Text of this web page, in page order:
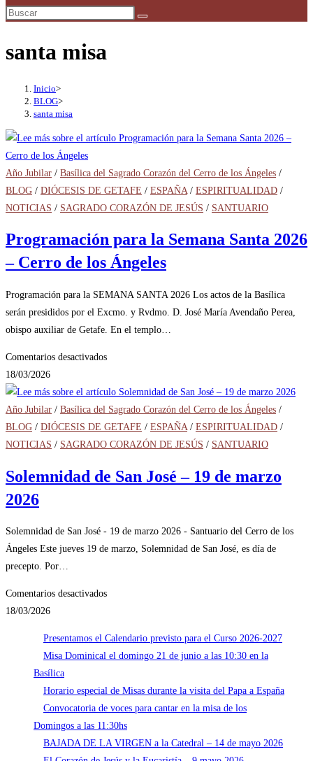
de
web
santa misa
Inicio>
BLOG>
santa misa
Año Jubilar / Basílica del Sagrado Corazón del Cerro de los Ángeles /
BLOG / DIÓCESIS DE GETAFE / ESPAÑA / ESPIRITUALIDAD /
NOTICIAS / SAGRADO CORAZÓN DE JESÚS / SANTUARIO
Programación para la Semana Santa 2026
– Cerro de los Ángeles
Programación para la SEMANA SANTA 2026 Los actos de la Basílica
serán presididos por el Excmo. y Rvdmo. D. José María Avendaño Perea,
obispo auxiliar de Getafe. En el templo…
Comentarios desactivadosen
para
la
Semana
Santa
–
los
Ángeles
18/03/2026
Año Jubilar / Basílica del Sagrado Corazón del Cerro de los Ángeles /
BLOG / DIÓCESIS DE GETAFE / ESPAÑA/ ESPIRITUALIDAD /
NOTICIAS / SAGRADO CORAZÓN DE JESÚS / SANTUARIO
Solemnidad de San José – 19 de marzo
2026
Solemnidad de San José - 19 de marzo 2026 - Santuario del Cerro de los
Ángeles Este jueves 19 de marzo, Solemnidad de San José, es día de
precepto. Por…
Comentarios desactivadosen
San
José
19
de
marzo
2026
18/03/2026
Presentamos el Calendario previsto para el Curso 2026-2027
Misa Dominical el domingo 21 de junio a las 10:30 en la
Basílica
Horario especial de Misas durante la visita del Papa a España
Convocatoria de voces para cantar en la misa de los
Domingos a las 11:30hs
BAJADA DE LA VIRGEN a la Catedral – 14 de mayo 2026